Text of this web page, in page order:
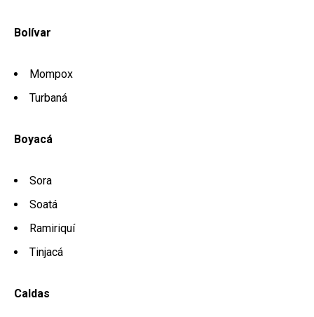
Bolívar
Mompox
Turbaná
Boyacá
Sora
Soatá
Ramiriquí
Tinjacá
Caldas